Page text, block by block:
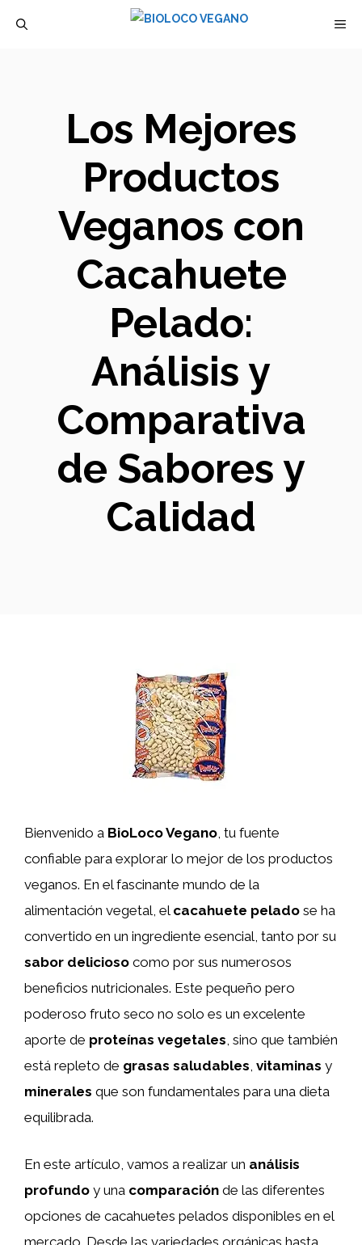
Los Mejores
Productos
Veganos con
Cacahuete
Pelado:
Análisis y
Comparativa
de Sabores y
Calidad
Bienvenido a BioLoco Vegano, tu fuente
confiable para explorar lo mejor de los productos
veganos. En el fascinante mundo de la
alimentación vegetal, el cacahuete pelado se ha
convertido en un ingrediente esencial, tanto por su
sabor delicioso como por sus numerosos
beneficios nutricionales. Este pequeño pero
poderoso fruto seco no solo es un excelente
aporte de proteínas vegetales, sino que también
está repleto de grasas saludables, vitaminas y
minerales que son fundamentales para una dieta
equilibrada.
En este artículo, vamos a realizar un análisis
profundo y una comparación de las diferentes
opciones de cacahuetes pelados disponibles en el
mercado. Desde las variedades orgánicas hasta